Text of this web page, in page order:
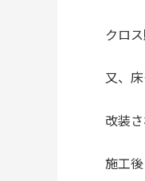
クロ
又、
改装さ
施工